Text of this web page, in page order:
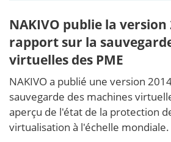
NAKIVO publie la version
rapport sur la
virtuelles des PME
NAKIVO a publié une version
sauvegarde des machines
aperçu de l'état de la protection
virtualisation à l'échelle mondiale.